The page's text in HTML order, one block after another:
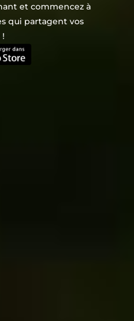
et commencez à
qui partagent vos